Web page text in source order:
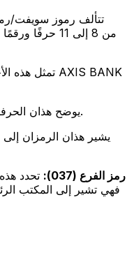
تتألف رموز سويفت/
يوضح هذان الحرفان بلد البنك الهند.
رمز الفرع (037):
تحدد هذه